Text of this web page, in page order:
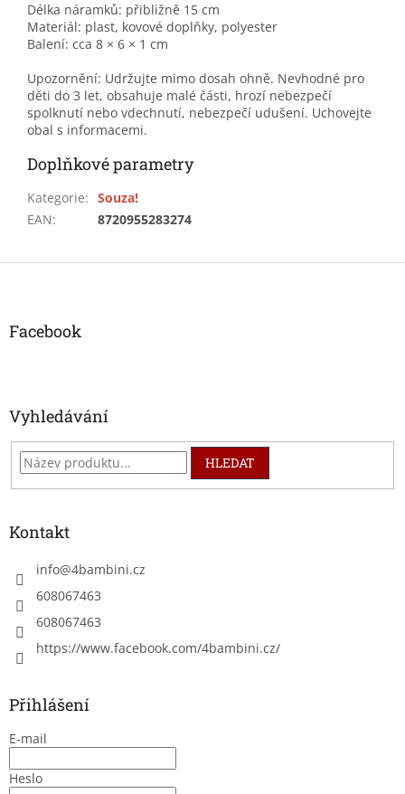
Délka náramků: přibližně 15 cm
Materiál: plast, kovové doplňky, polyester
Balení: cca 8 × 6 × 1 cm
Upozornění: Udržujte mimo dosah ohně. Nevhodné pro
děti do 3 let, obsahuje malé části, hrozí nebezpečí
spolknutí nebo vdechnutí, nebezpečí udušení. Uchovejte
obal s informacemi.
Doplňkové parametry
Kategorie: Souza!
EAN: 8720955283274
Z
Facebook
Vyhledávání
HLEDAT
Kontakt
info@4bambini.cz
608067463
608067463
https://www.facebook.com/4bambini.cz/
Přihlášení
E-mail
Heslo